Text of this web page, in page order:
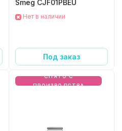
Smeg CJF01PBEU
Нет в наличии
Под заказ
СНЯТО С
ПРОИЗВОДСТВА